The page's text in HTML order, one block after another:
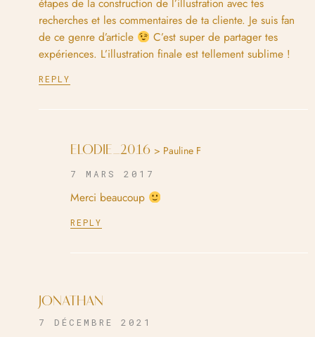
recherches et les commentaires de ta cliente. Je suis fan
de ce genre d’article
C’est super de partager tes
expériences. L’illustration finale est tellement sublime !
REPLY
ELODIE_2016 > Pauline F
7 MARS 2017
Merci beaucoup
REPLY
JONATHAN
7 DÉCEMBRE 2021